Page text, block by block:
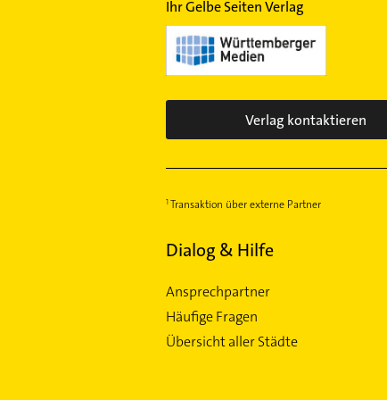
Süd
Sonnenberg
Stammheim
Steinhaldenfeld
Vaihingen
Zuffenhausen
Ihr Gelbe Seiten Verlag
Verlag kontaktieren
Transaktion über externe Partner
Dialog & Hilfe
Ansprechpartner
Häufige Fragen
Übersicht aller Städte